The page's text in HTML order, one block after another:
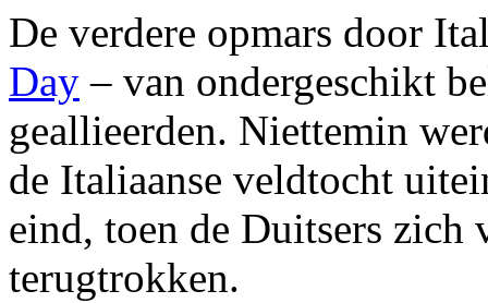
De verdere opmars door
Day – van ondergeschikt
geallieerden. Niettemin
de Italiaanse veldtocht
eind, toen de Duitsers
terugtrokken.